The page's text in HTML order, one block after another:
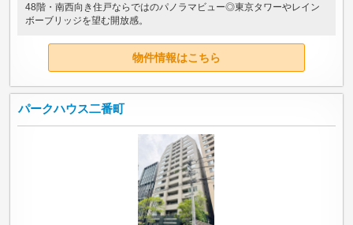
48階・南西向き住戸ならではのパノラマビュー◎東京タワーやレイン
ボーブリッジを望む開放感。
物件情報はこちら
パークハウス二番町